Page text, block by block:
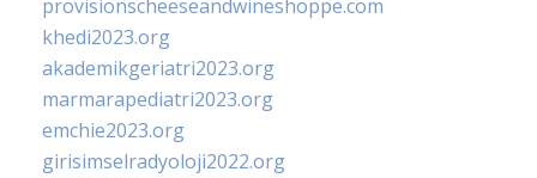
provisionscheeseandwineshoppe.com
khedi2023.org
akademikgeriatri2023.org
marmarapediatri2023.org
emchie2023.org
girisimselradyoloji2022.org